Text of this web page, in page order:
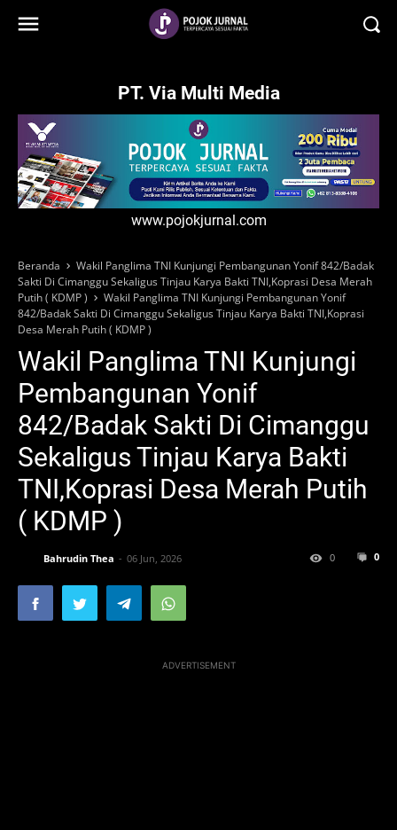
PT. Via Multi Media
www.pojokjurnal.com
Beranda
Wakil Panglima TNI Kunjungi Pembangunan Yonif 842/Badak
Sakti Di Cimanggu Sekaligus Tinjau Karya Bakti TNI,Koprasi Desa Merah
Putih ( KDMP )
Wakil Panglima TNI Kunjungi Pembangunan Yonif
842/Badak Sakti Di Cimanggu Sekaligus Tinjau Karya Bakti TNI,Koprasi
Desa Merah Putih ( KDMP )
Wakil Panglima TNI Kunjungi
Pembangunan Yonif
842/Badak Sakti Di Cimanggu
Sekaligus Tinjau Karya Bakti
TNI,Koprasi Desa Merah Putih
( KDMP )
Bahrudin Thea 06 Jun, 2026 0
0
ADVERTISEMENT